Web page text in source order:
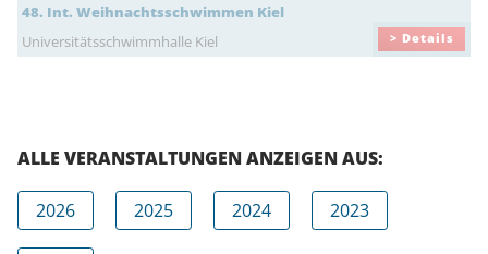
48. Int. Weihnachtsschwimmen Kiel
Universitätsschwimmhalle Kiel
> Details
ALLE VERANSTALTUNGEN ANZEIGEN AUS:
2026 2025 2024 2023